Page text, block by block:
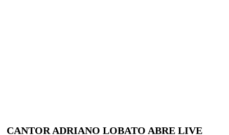
CANTOR ADRIANO LOBATO ABRE LIVE